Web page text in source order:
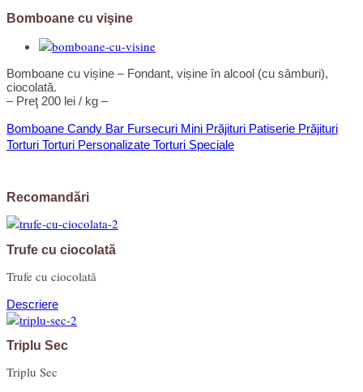
Bomboane cu vişine
Bomboane cu vișine – Fondant, vișine în alcool (cu sâmburi),
ciocolată.
– Preţ 200 lei / kg –
Bomboane Candy Bar Fursecuri Mini Prăjituri Patiserie Prăjituri
Torturi Torturi Personalizate Torturi Speciale
Recomandări
Trufe cu ciocolată
Trufe cu ciocolată
Descriere
Triplu Sec
Triplu Sec